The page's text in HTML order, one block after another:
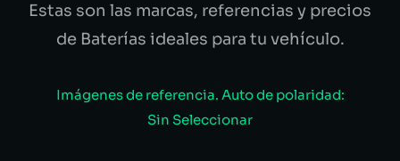
Estas son las marcas, referencias y precios
de Baterías ideales para tu vehículo.
Imágenes de referencia. Auto de polaridad:
Sin Seleccionar